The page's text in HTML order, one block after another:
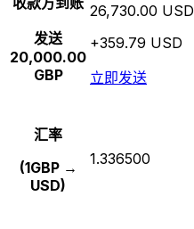
发送
20,000.00
GBP
26,730.00 USD
+359.79 USD
立即发送
汇率
(1GBP →
USD)
1.336500